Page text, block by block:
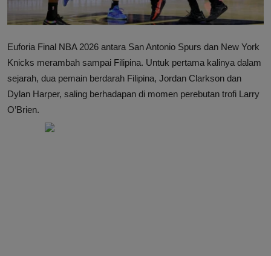
Euforia Final NBA 2026 antara San Antonio Spurs dan New York
Knicks merambah sampai Filipina. Untuk pertama kalinya dalam
sejarah, dua pemain berdarah Filipina, Jordan Clarkson dan
Dylan Harper, saling berhadapan di momen perebutan trofi Larry
O’Brien.